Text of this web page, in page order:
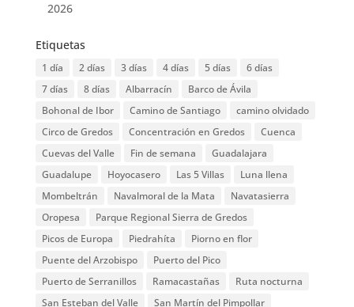
2026
Etiquetas
1 día 2 días 3 días 4 días 5 días
6 días
7 días
8 días Albarracín
Barco de Ávila
Bohonal de Ibor
Camino de Santiago
camino olvidado
Circo de Gredos
Concentración en Gredos
Cuenca
Cuevas del Valle
Fin de semana
Guadalajara
Guadalupe
Hoyocasero Las 5 Villas
Luna llena
Mombeltrán
Navalmoral de la Mata
Navatasierra
Oropesa
Parque Regional Sierra de Gredos
Picos de Europa
Piedrahíta
Piorno en flor
Puente del Arzobispo
Puerto del Pico
Puerto de Serranillos
Ramacastañas
Ruta nocturna
San Esteban del Valle
San Martín del Pimpollar